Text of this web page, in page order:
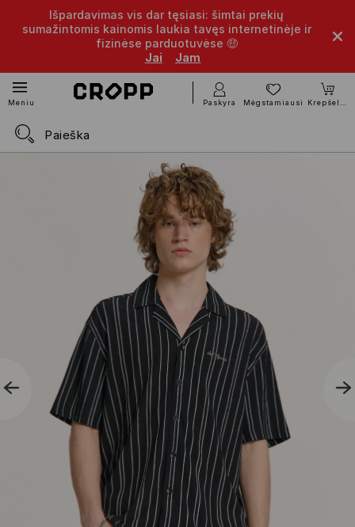
Išpardavimas vis dar tęsiasi: šimtai prekių
sumažintomis kainomis laukia tavęs internetinėje ir
fizinėse parduotuvėse 🤑
Jai
Jam
Meniu Paskyra Mėgstamiausi Krepšelis